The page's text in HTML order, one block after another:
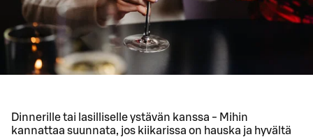
Dinnerille tai lasilliselle ystävän kanssa - Mihin
kannattaa suunnata, jos kiikarissa on hauska ja hyvältä